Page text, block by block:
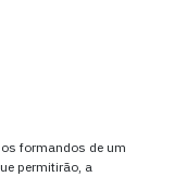
formandos de um
permitirão, a